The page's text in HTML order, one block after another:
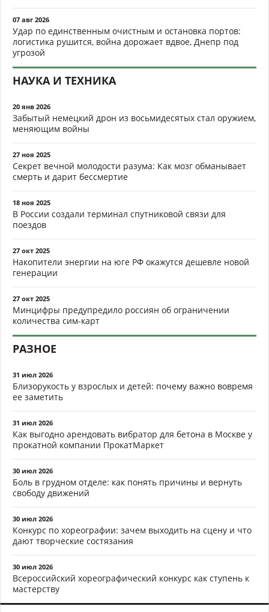
07 авг 2026
Удар по единственным очистным и остановка портов:
логистика рушится, война дорожает вдвое, Днепр под
угрозой
НАУКА И ТЕХНИКА
20 янв 2026
Забытый немецкий дрон из восьмидесятых стал оружием,
меняющим войны
27 ноя 2025
Секрет вечной молодости разума: Как мозг обманывает
смерть и дарит бессмертие
18 ноя 2025
В России создали терминал спутниковой связи для
поездов
27 окт 2025
Накопители энергии на юге РФ окажутся дешевле новой
генерации
27 окт 2025
Минцифры предупредило россиян об ограничении
количества сим-карт
РАЗНОЕ
31 июл 2026
Близорукость у взрослых и детей: почему важно вовремя
ее заметить
31 июл 2026
Как выгодно арендовать вибратор для бетона в Москве у
прокатной компании ПрокатМаркет
30 июл 2026
Боль в грудном отделе: как понять причины и вернуть
свободу движений
30 июл 2026
Конкурс по хореографии: зачем выходить на сцену и что
дают творческие состязания
30 июл 2026
Всероссийский хореографический конкурс как ступень к
мастерству